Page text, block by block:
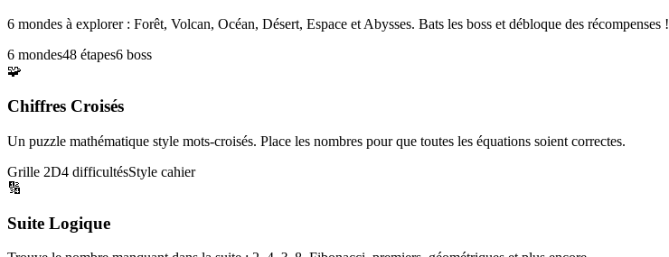
6 mondes à explorer : Forêt, Volcan, Océan, Désert, Espace et Abysses. Bats les boss et débloque des récompenses !
6 mondes48 étapes6 boss
🧩
Chiffres Croisés
Un puzzle mathématique style mots-croisés. Place les nombres pour que toutes les équations soient correctes.
Grille 2D4 difficultésStyle cahier
🔢
Suite Logique